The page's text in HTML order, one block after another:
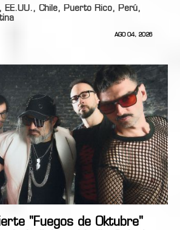
EE.UU., Chile, Puerto Rico, Perú,
AGO 04, 2026
"Fuegos de Oktubre"